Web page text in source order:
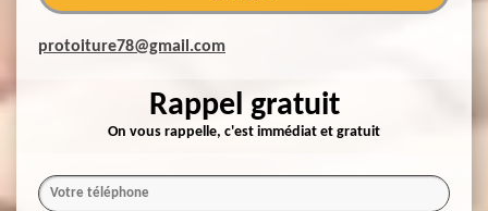
protoiture78@gmail.com
Rappel gratuit
On vous rappelle, c'est immédiat et gratuit